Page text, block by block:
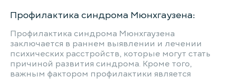
Профилактика синдрома Мюнхгаузена:
Профилактика синдрома Мюнхгаузена
заключается в раннем выявлении и лечении
психических расстройств, которые могут стать
причиной развития синдрома. Кроме того,
важным фактором профилактики является